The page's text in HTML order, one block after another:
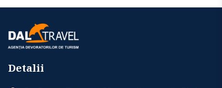
Detalii